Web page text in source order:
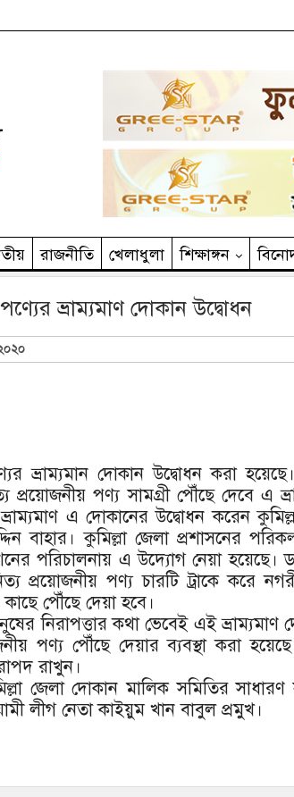
রাজনীতি খেলাধুলা শিক্ষাঙ্গন
ভ্রাম্যমাণ দোকান উদ্বোধন
ভ্রাম্যমান দোকান উদ্বোধন করা
প্রয়োজনীয় পণ্য সামগ্রী পৌঁছে দেবে এ
এ দোকানের উদ্বোধন করেন
বাহার। কুমিল্লা জেলা প্রশাসনের
পরিচালনায় এ উদ্যোগ নেয়া
পণ্য চারটি ট্রাকে করে
কাছে পৌঁছে দেয়া হবে।
নিরাপত্তার কথা ভেবেই এই ভ্রাম্যমাণ
পণ্য পৌঁছে দেয়ার ব্যবস্থা করা
রাখুন।
জেলা দোকান মালিক সমিতির
লীগ নেতা কাইয়ুম খান বাবুল প্রমুখ।